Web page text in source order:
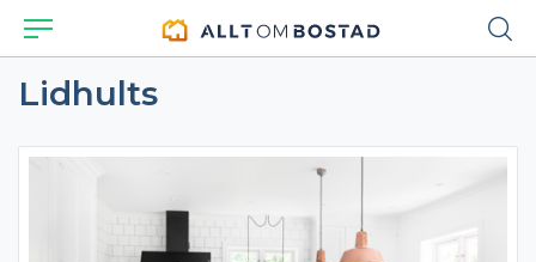
Lidhults